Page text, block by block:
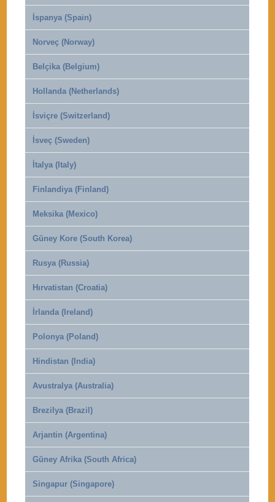
İspanya (Spain)
Norveç (Norway)
Belçika (Belgium)
Hollanda (Netherlands)
İsviçre (Switzerland)
İsveç (Sweden)
İtalya (Italy)
Finlandiya (Finland)
Meksika (Mexico)
Güney Kore (South Korea)
Rusya (Russia)
Hırvatistan (Croatia)
İrlanda (Ireland)
Polonya (Poland)
Hindistan (India)
Avustralya (Australia)
Brezilya (Brazil)
Arjantin (Argentina)
Güney Afrika (South Africa)
Singapur (Singapore)